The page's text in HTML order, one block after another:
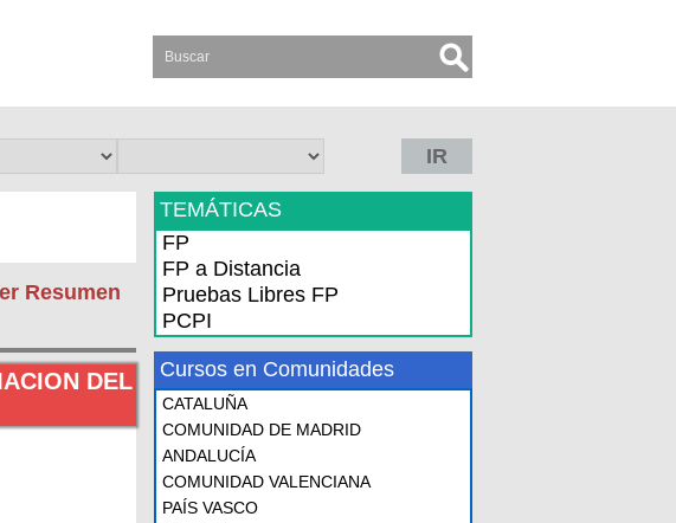
IR
Resumen
DEL
TEMÁTICAS
FP
FP a Distancia
Pruebas Libres FP
PCPI
Cursos en Comunidades
CATALUÑA
COMUNIDAD DE MADRID
ANDALUCÍA
COMUNIDAD VALENCIANA
PAÍS VASCO